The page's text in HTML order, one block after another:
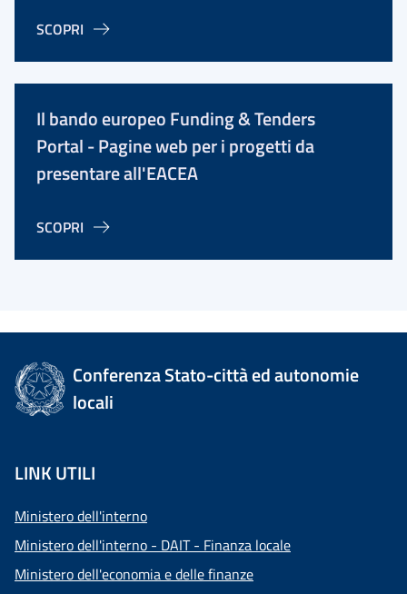
SCOPRI
Il bando europeo Funding & Tenders
Portal - Pagine web per i progetti da
presentare all'EACEA
SCOPRI
Conferenza Stato-città ed autonomie
locali
LINK UTILI
Ministero dell'interno
Ministero dell'interno - DAIT - Finanza locale
Ministero dell'economia e delle finanze